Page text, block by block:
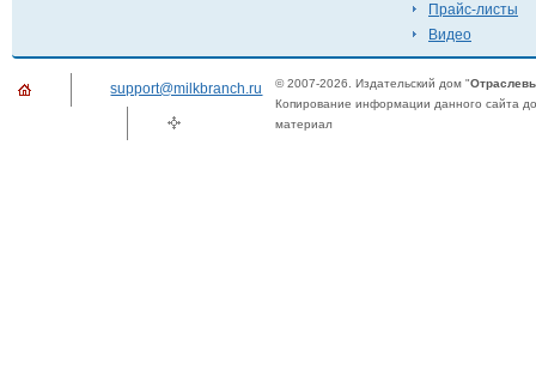
Прайс-листы
Видео
support@milkbranch.ru © 2007-2026. Издательский дом "
Копирование информации данного сайта
материал